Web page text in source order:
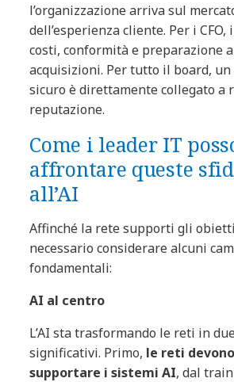
l’organizzazione arriva sul
dell’esperienza cliente. Per i CFO,
costi, conformità e preparazione
acquisizioni. Per tutto il board,
sicuro è direttamente collegato a
reputazione.
Come i leader IT
affrontare queste
all’AI
Affinché la rete supporti gli
necessario considerare alcuni
fondamentali:
AI al centro
L’AI sta trasformando le reti in
significativi. Primo, le reti
supportare i sistemi AI, dal